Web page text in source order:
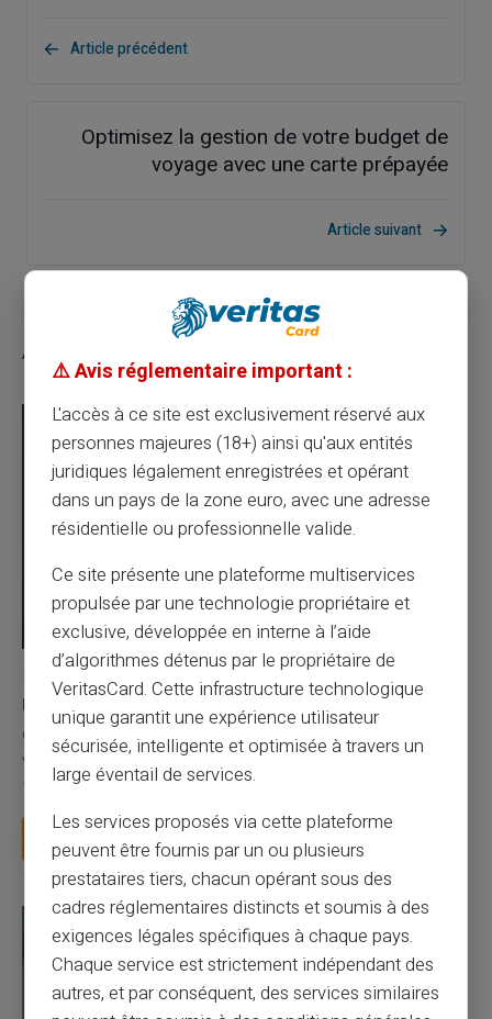
Article précédent
Optimisez la gestion de votre budget de
voyage avec une carte prépayée
Article suivant
Articles similaires
03/08/2026 Carte prépayée
Une carte bancaire gratuite sans compte, ça
existe ?
Vous avez tapé cette recherche parce que votre banque vous
facture 50 € par an pour une carte que vo...
Lire la suite
⚠️ Avis réglementaire important :
L'accès à ce site est exclusivement réservé aux
personnes majeures (18+) ainsi qu'aux entités
juridiques légalement enregistrées et opérant
dans un pays de la zone euro, avec une adresse
résidentielle ou professionnelle valide.
Ce site présente une plateforme multiservices
propulsée par une technologie propriétaire et
exclusive, développée en interne à l’aide
d’algorithmes détenus par le propriétaire de
VeritasCard. Cette infrastructure technologique
unique garantit une expérience utilisateur
sécurisée, intelligente et optimisée à travers un
large éventail de services.
Les services proposés via cette plateforme
peuvent être fournis par un ou plusieurs
prestataires tiers, chacun opérant sous des
cadres réglementaires distincts et soumis à des
exigences légales spécifiques à chaque pays.
Chaque service est strictement indépendant des
autres, et par conséquent, des services similaires